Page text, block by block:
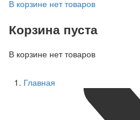
В корзине нет товаров
Корзина пуста
В корзине нет товаров
Главная